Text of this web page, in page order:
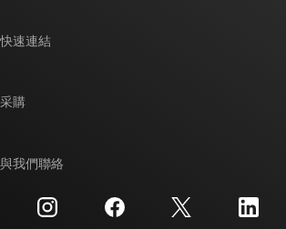
投資人關系
快速連結
交互參考搜索
客戶支援中心
采購
與我們聯絡